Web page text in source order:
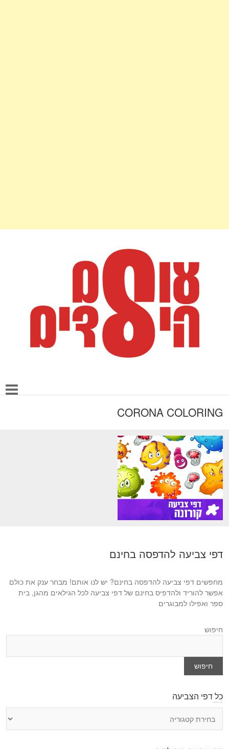
CORONA COLORING
דפי צביעה להדפסה בחינם
מחפשים דפי צביעה להדפסה בחינם? יש לנו אותם! מבחר ענק את כולם
אפשר להוריד ולהדפיס בחינם של דפי צביעה לכל הגילאים מהגן, בית
ספר ואפילו למבוגרים
חיפוש
חיפוש
כל דפי הצביעה